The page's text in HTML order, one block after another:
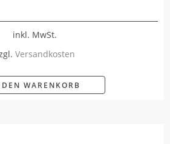
inkl. MwSt.
Versandkosten
WARENKORB